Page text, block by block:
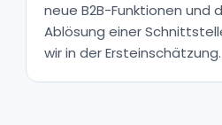
neue B2B-Funktionen und
Ablösung einer
wir in der Ersteinschätzung.